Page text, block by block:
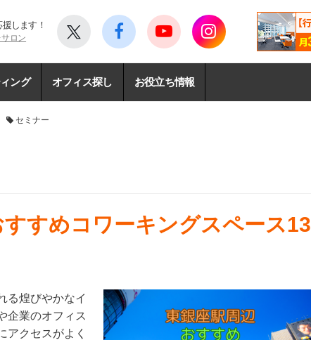
します！
ロン
ング オフィス探し お役立ち情報
セミナー
すめコワーキングスペース13
る煌びやかなイ
企業のオフィス
アクセスがよく